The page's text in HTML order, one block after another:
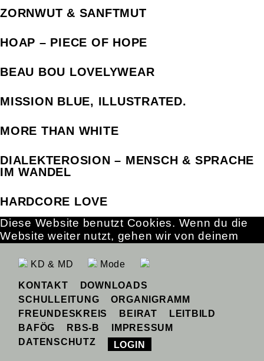
ZORNWUT & SANFTMUT
HOAP – PIECE OF HOPE
BEAU BOU LOVELYWEAR
MISSION BLUE, ILLUSTRATED.
MORE THAN WHITE
DIALEKTEROSION – MENSCH & SPRACHE
IM WANDEL
HARDCORE LOVE
KD & MD Mode
KONTAKT
DOWNLOADS
SCHULLEITUNG
ORGANIGRAMM
FREUNDESKREIS
BEIRAT
LEITBILD
BAFÖG
RBS-B
IMPRESSUM
DATENSCHUTZ
LOGIN
Diese Website benutzt Cookies. Wenn du die
Website weiter nutzt, gehen wir von deinem